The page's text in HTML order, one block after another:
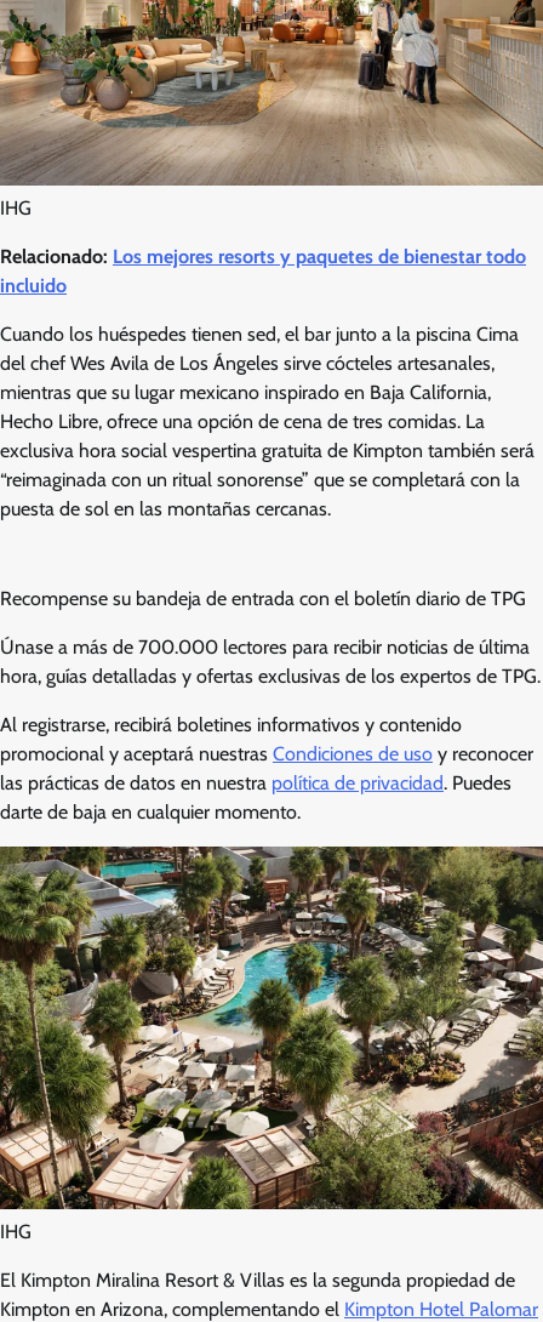
IHG
Relacionado: Los mejores resorts y paquetes de bienestar todo
incluido
Cuando los huéspedes tienen sed, el bar junto a la piscina Cima
del chef Wes Avila de Los Ángeles sirve cócteles artesanales,
mientras que su lugar mexicano inspirado en Baja California,
Hecho Libre, ofrece una opción de cena de tres comidas. La
exclusiva hora social vespertina gratuita de Kimpton también será
“reimaginada con un ritual sonorense” que se completará con la
puesta de sol en las montañas cercanas.
Recompense su bandeja de entrada con el boletín diario de TPG
Únase a más de 700.000 lectores para recibir noticias de última
hora, guías detalladas y ofertas exclusivas de los expertos de TPG.
Al registrarse, recibirá boletines informativos y contenido
promocional y aceptará nuestras Condiciones de uso y reconocer
las prácticas de datos en nuestra política de privacidad. Puedes
darte de baja en cualquier momento.
IHG
El Kimpton Miralina Resort & Villas es la segunda propiedad de
Kimpton en Arizona, complementando el Kimpton Hotel Palomar